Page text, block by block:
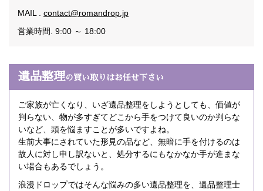
MAIL . contact@romandrop.jp
営業時間. 9:00 ～ 18:00
遺品整理の買い取りはお任せ下さい
ご家族が亡くなり、いざ遺品整理をしようとしても、価値が
判らない、物が多すぎてどこから手をつけて良いのか判らな
いなど、頭を悩ますことが多いですよね。
生前大事にされていた形見の品など、無暗に手を付けるのは
故人に対し申し訳ないと、処分するにもなかなか手が進まな
い場合もあるでしょう。
浪漫ドロップではそんな悩みの多い遺品整理を、遺品整理士